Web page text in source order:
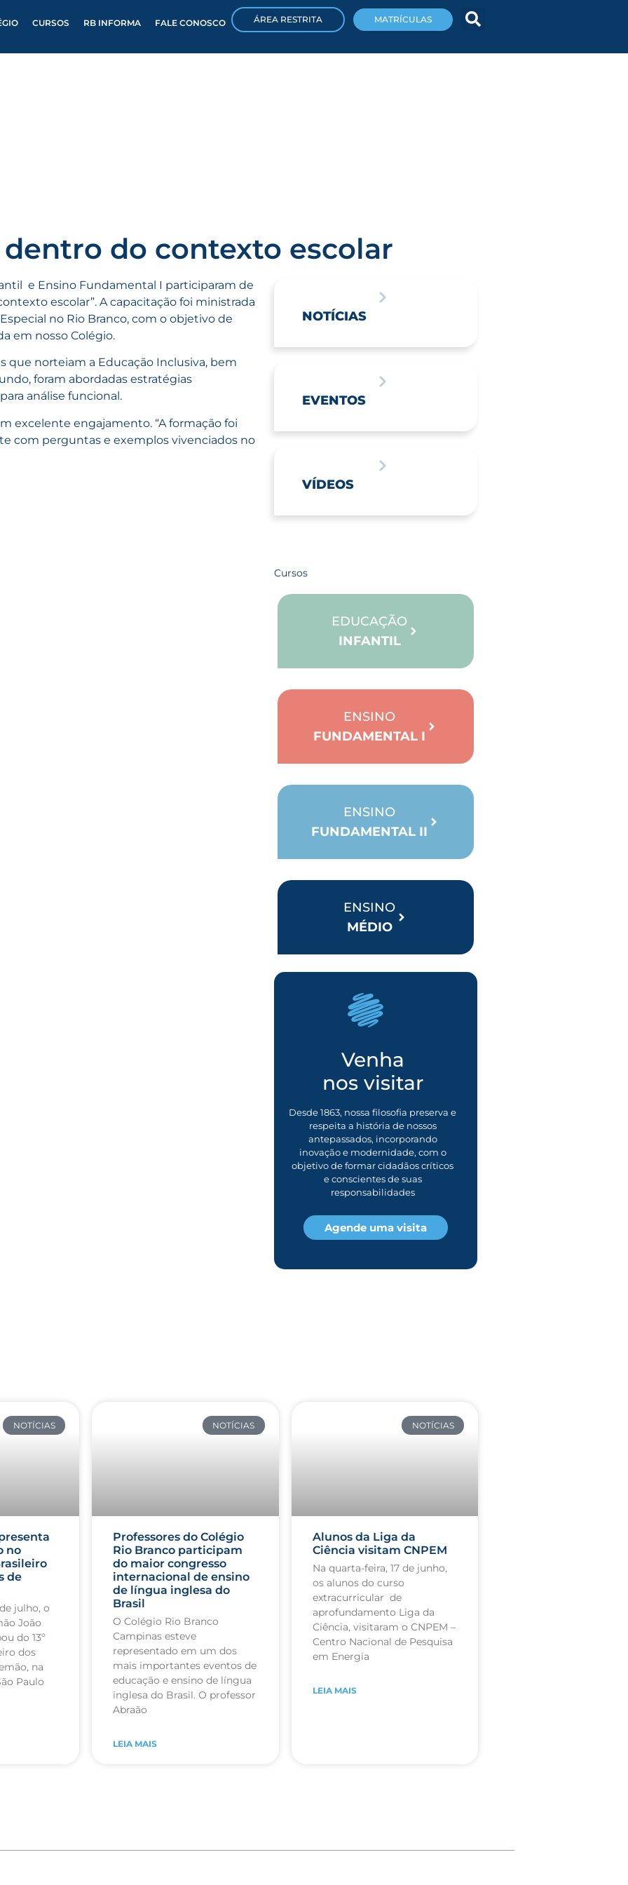
CURSOS RB INFORMA FALE CONOSCO ÁREA RESTRITA MATRÍCULAS
do contexto escolar
e Ensino Fundamental I participaram de
escolar”. A capacitação foi ministrada
no Rio Branco, com o objetivo de
em nosso Colégio.
que norteiam a Educação Inclusiva, bem
foram abordadas estratégias
análise funcional.
excelente engajamento. “A formação foi
com perguntas e exemplos vivenciados no
NOTÍCIAS
EVENTOS
VÍDEOS
Cursos
EDUCAÇÃO
INFANTIL
ENSINO
FUNDAMENTAL I
ENSINO
FUNDAMENTAL II
ENSINO
MÉDIO
Venha
nos visitar
Desde 1863, nossa filosofia preserva e
respeita a história de nossos
antepassados, incorporando
inovação e modernidade, com o
objetivo de formar cidadãos críticos
e conscientes de suas
responsabilidades
Agende uma visita
NOTÍCIAS
no
de
julho, o
João
do 13º
dos
na
Paulo
NOTÍCIAS
Professores do Colégio
Rio Branco participam
do maior congresso
internacional de ensino
de língua inglesa do
Brasil
O Colégio Rio Branco
Campinas esteve
representado em um dos
mais importantes eventos de
educação e ensino de língua
inglesa do Brasil. O professor
Abraão
LEIA MAIS
NOTÍCIAS
Alunos da Liga da
Ciência visitam CNPEM
Na quarta-feira, 17 de junho,
os alunos do curso
extracurricular de
aprofundamento Liga da
Ciência, visitaram o CNPEM –
Centro Nacional de Pesquisa
em Energia
LEIA MAIS